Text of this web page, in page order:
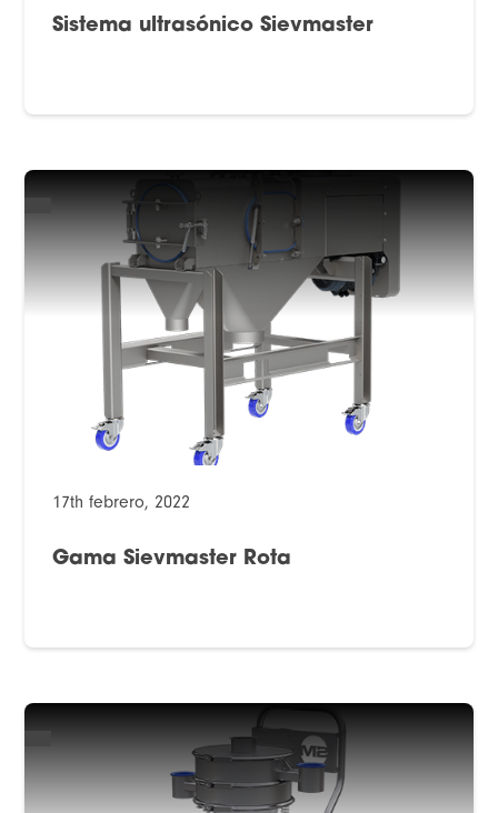
Sistema ultrasónico Sievmaster
17th febrero, 2022
Gama Sievmaster Rota